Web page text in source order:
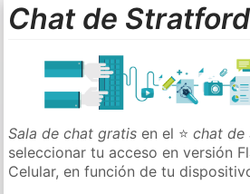
Chat de Stratford
Sala de chat gratis en el ⭐chat de
seleccionar tu acceso en versión
Celular, en función de tu